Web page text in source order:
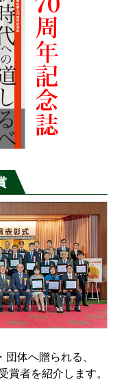
体へ贈られる、
者を紹介します。